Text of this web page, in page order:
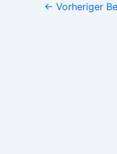
← Vorheriger